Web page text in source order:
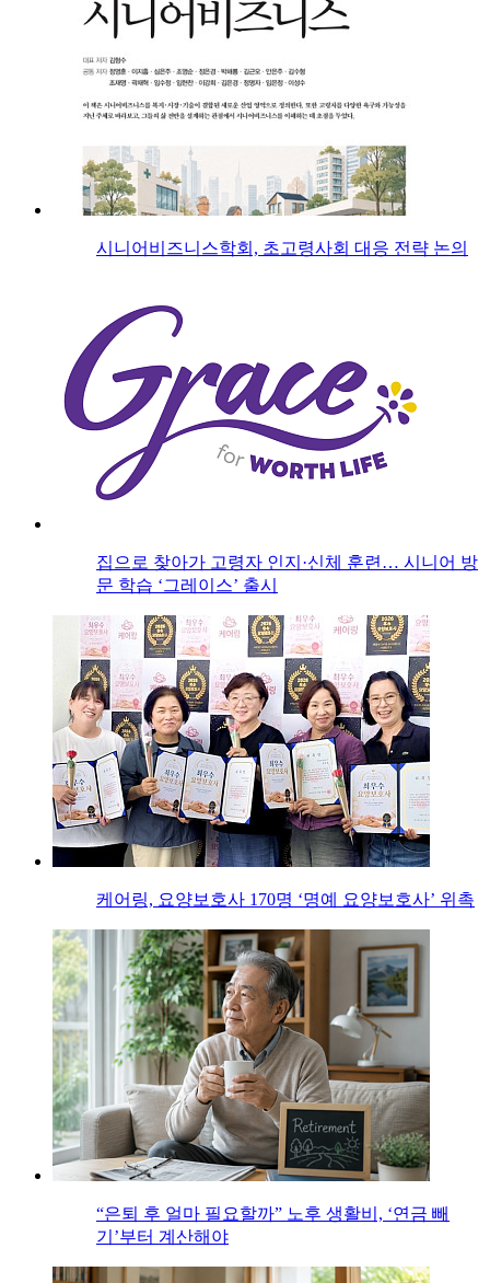
시니어비즈니스학회, 초고령사회 대응 전략 논의
집으로 찾아가 고령자 인지·신체 훈련… 시니어 방
문 학습 ‘그레이스’ 출시
케어링, 요양보호사 170명 ‘명예 요양보호사’ 위촉
“은퇴 후 얼마 필요할까” 노후 생활비, ‘연금 빼
기’부터 계산해야